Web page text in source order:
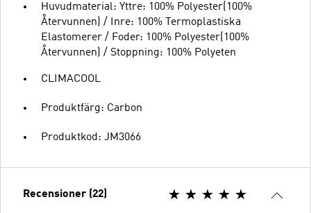
Huvudmaterial: Yttre: 100% Polyester(100%
Återvunnen) / Inre: 100% Termoplastiska
Elastomerer / Foder: 100% Polyester(100%
Återvunnen) / Stoppning: 100% Polyeten
CLIMACOOL
Produktfärg: Carbon
Produktkod: JM3066
Recensioner (22)